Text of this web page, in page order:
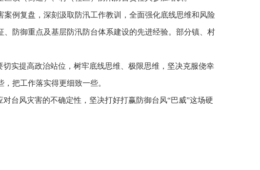
例复盘，深刻汲取防汛工作教训，全面强化底线思维和风险
防御重点及基层防汛防台体系建设的先进经验。部分镇、村
切实提高政治站位，树牢底线思维、极限思维，坚决克服侥幸
把工作落实得更细致一些。
台风灾害的不确定性，坚决打好打赢防御台风“巴威”这场硬